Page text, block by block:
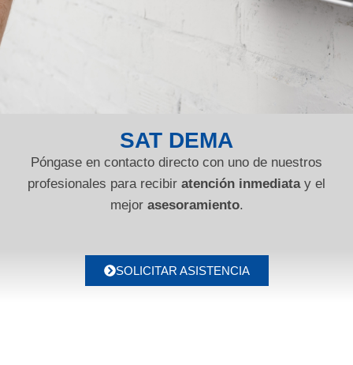
SAT DEMA
Póngase en contacto directo con uno de nuestros
profesionales para recibir atención inmediatay el
mejor asesoramiento.
SOLICITAR ASISTENCIA